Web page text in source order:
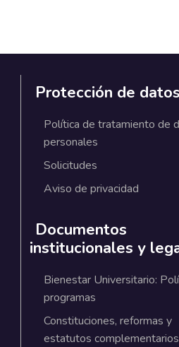
Protección de datos
Política de tratamiento de
personales
Solicitudes
Aviso de privacidad
Documentos
institucionales y
Bienestar Universitario:
programas
Constituciones, reformas y
estatutos complementarios